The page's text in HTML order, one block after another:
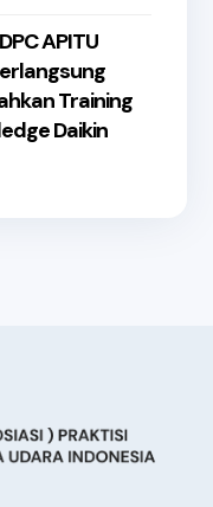
APITU
Training
Daikin